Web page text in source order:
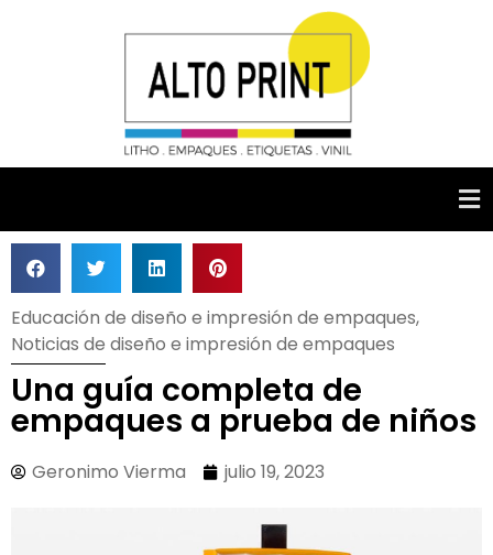
Educación de diseño e impresión de empaques,
Noticias de diseño e impresión de empaques
Una guía completa de
empaques a prueba de niños
Geronimo Vierma julio 19, 2023